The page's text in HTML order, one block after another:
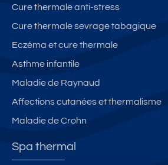
Cure thermale anti-stress
Cure thermale sevrage tabagique
Eczéma et cure thermale
Asthme infantile
Maladie de Raynaud
Affections cutanées et thermalisme
Maladie de Crohn
Spa thermal